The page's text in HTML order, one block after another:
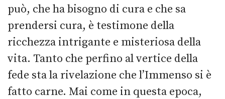
può, che ha bisogno di cura e che sa
prendersi cura, è testimone della
ricchezza intrigante e misteriosa della
vita. Tanto che perfino al vertice della
fede sta la rivelazione che l’Immenso si è
fatto carne. Mai come in questa epoca,